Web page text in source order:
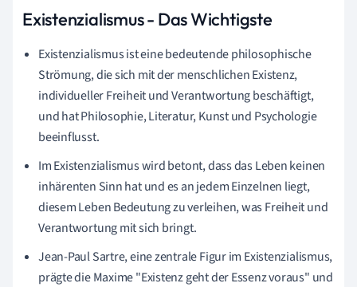
Existenzialismus - Das Wichtigste
Existenzialismus ist eine bedeutende philosophische
Strömung, die sich mit der menschlichen Existenz,
individueller Freiheit und Verantwortung beschäftigt,
und hat Philosophie, Literatur, Kunst und Psychologie
beeinflusst.
Im Existenzialismus wird betont, dass das Leben keinen
inhärenten Sinn hat und es an jedem Einzelnen liegt,
diesem Leben Bedeutung zu verleihen, was Freiheit und
Verantwortung mit sich bringt.
Jean-Paul Sartre, eine zentrale Figur im Existenzialismus,
prägte die Maxime "Existenz geht der Essenz voraus" und